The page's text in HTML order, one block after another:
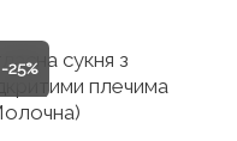
-25%
сукня з
плечима